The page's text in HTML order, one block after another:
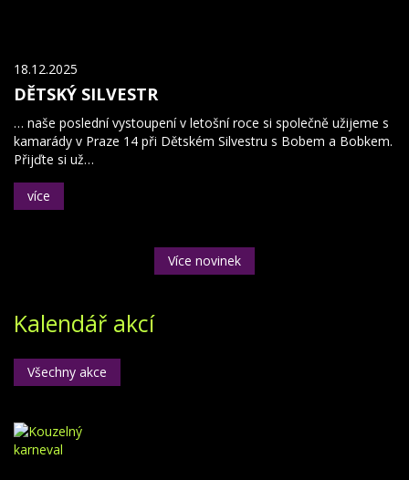
18.12.2025
DĚTSKÝ SILVESTR
… naše poslední vystoupení v letošní roce si společně užijeme s
kamarády v Praze 14 při Dětském Silvestru s Bobem a Bobkem.
Přijďte si už…
více
Více novinek
Kalendář akcí
Všechny akce